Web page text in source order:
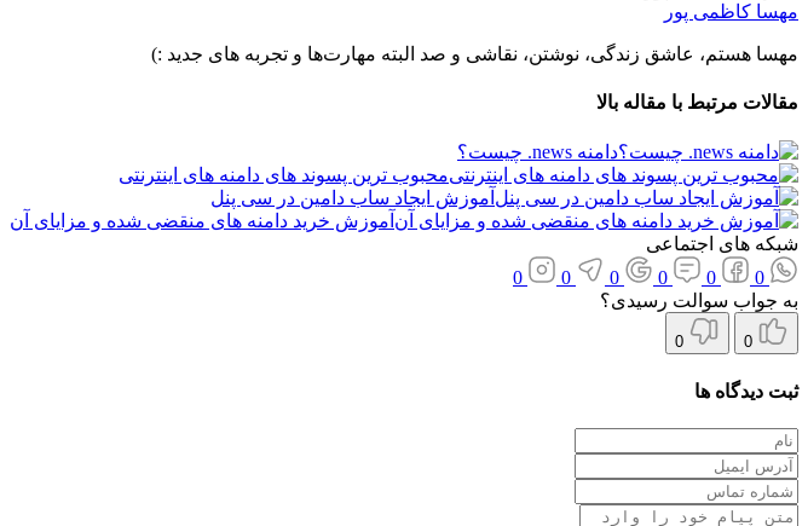
مهسا کاظمی پور
مهسا هستم، عاشق زندگی، نوشتن، نقاشی و صد البته مهارت‌ها و تجربه های جدید :)
مقالات مرتبط با مقاله بالا
دامنه news. چیست؟
محبوب ترین پسوند های دامنه های اینترنتی
آموزش ایجاد ساب دامین در سی‌ پنل
آموزش خرید دامنه های منقضی شده و مزایای آن
شبکه های اجتماعی
0
0
0
0
0
0
به جواب سوالت رسیدی؟
0
0
ثبت دیدگاه ها